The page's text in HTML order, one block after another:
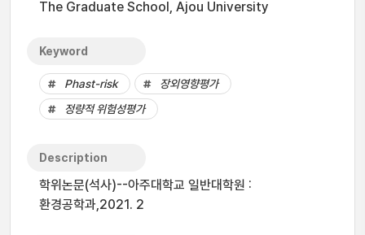
The Graduate School, Ajou University
Keyword
Phast-risk
장외영향평가
정량적 위험성평가
Description
학위논문(석사)--아주대학교 일반대학원 :
환경공학과,2021. 2